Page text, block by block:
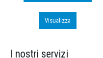
Visualizza
I nostri servizi